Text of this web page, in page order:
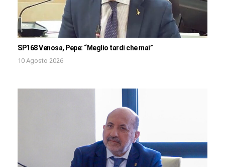
SP168 Venosa, Pepe: “Meglio tardi che mai”
10 Agosto 2026